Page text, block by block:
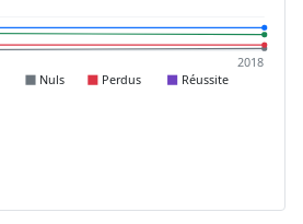
2018
Nuls Perdus Réussite